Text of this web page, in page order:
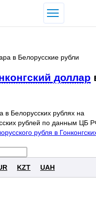
в Белорусские рубли
доллар
в Белорусских рублях на
рублей по данным ЦБ
рубля в
KZT UAH